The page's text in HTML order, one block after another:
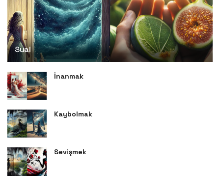
Sual
İnanmak
Kaybolmak
Sevişmek